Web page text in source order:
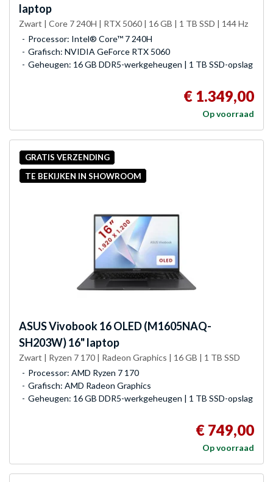
laptop
Zwart | Core 7 240H | RTX 5060 | 16 GB | 1 TB SSD | 144 Hz
Processor: Intel® Core™ 7 240H
Grafisch: NVIDIA GeForce RTX 5060
Geheugen: 16 GB DDR5-werkgeheugen | 1 TB SSD-opslag
€ 1.349,00
Op voorraad
GRATIS VERZENDING
TE BEKIJKEN IN SHOWROOM
ASUSVivobook 16 OLED (M1605NAQ-
SH203W) 16" laptop
Zwart | Ryzen 7 170 | Radeon Graphics | 16 GB | 1 TB SSD
Processor: AMD Ryzen 7 170
Grafisch: AMD Radeon Graphics
Geheugen: 16 GB DDR5-werkgeheugen | 1 TB SSD-opslag
€ 749,00
Op voorraad